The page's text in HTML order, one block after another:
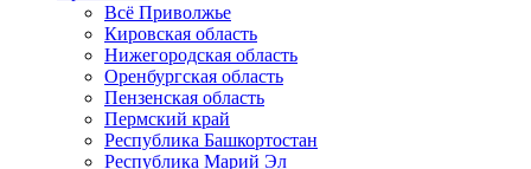
Всё Приволжье
Кировская область
Нижегородская область
Оренбургская область
Пензенская область
Пермский край
Республика Башкортостан
Республика Марий Эл